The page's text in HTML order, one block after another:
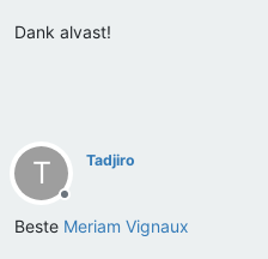
Dank alvast!
T
Offline
Tadjiro
Beste Meriam Vignaux